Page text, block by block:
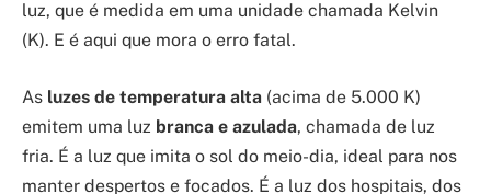
luz, que é medida em uma unidade chamada Kelvin
(K). E é aqui que mora o erro fatal.
As luzes de temperatura alta (acima de 5.000 K)
emitem uma luz branca e azulada, chamada de luz
fria. É a luz que imita o sol do meio-dia, ideal para nos
manter despertos e focados. É a luz dos hospitais, dos